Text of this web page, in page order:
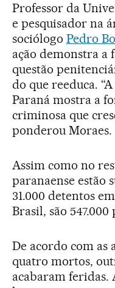
Professor da
e pesquisador na
sociólogo Pedro
ação demonstra a
questão
do que reeduca.
Paraná mostra a
criminosa que
ponderou Moraes.
Assim como no
paranaense estão
31.000 detentos
Brasil, são 547.000
De acordo com as
quatro mortos,
acabaram feridas.